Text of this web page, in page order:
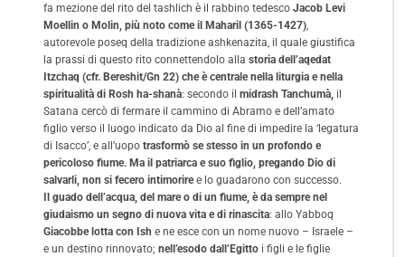
fa mezione del rito del tashlich è il rabbino tedesco Jacob Levi
Moellin o Molin, più noto come il Maharil (1365-1427)
autorevole poseq della tradizione ashkenazita, il quale giustifica
la prassi di questo rito connettendolo alla storia dell’aqedat
Itzchaq (cfr. Bereshit/Gn 22) che è centrale nella liturgia e nella
spiritualità di Rosh ha-shanà: secondo il midrash Tanchumà, il
Satana cercò di fermare il cammino di Abramo e dell’amato
figlio verso il luogo indicato da Dio al fine di impedire la ‘legatura
di Isacco’, e all’uopo trasformò se stesso in un profondo e
pericoloso fiume. Ma il patriarca e suo figlio, pregando Dio di
salvarli, non si fecero intimoriree lo guadarono con successo.
Il guado dell’acqua, del mare o di un fiume, è da sempre nel
giudaismo un segno di nuova vita e di rinascita: allo Yabboq
Giacobbe lotta con Ish e ne esce con un nome nuovo – Israele –
e un destino rinnovato; nell’esodo dall’Egitto i figli e le figlie